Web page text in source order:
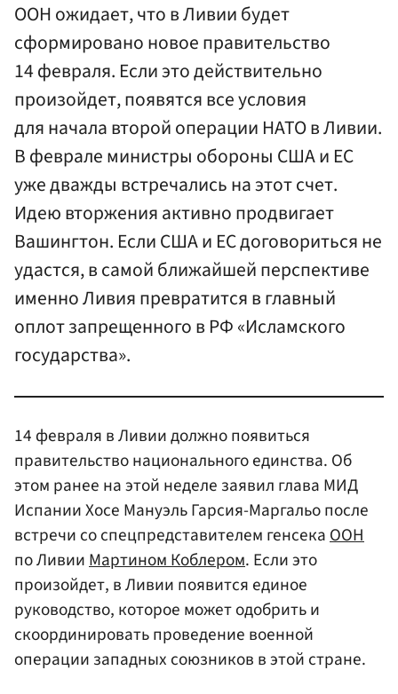
ООН ожидает, что в Ливии будет
сформировано новое правительство
14 февраля. Если это действительно
произойдет, появятся все условия
для начала второй операции НАТО в Ливии.
В феврале министры обороны США и ЕС
уже дважды встречались на этот счет.
Идею вторжения активно продвигает
Вашингтон. Если США и ЕС договориться не
удастся, в самой ближайшей перспективе
именно Ливия превратится в главный
оплот запрещенного в РФ «Исламского
государства».
14 февраля в Ливии должно появиться
правительство национального единства. Об
этом ранее на этой неделе заявил глава МИД
Испании Хосе Мануэль Гарсия-Маргальо после
встречи со спецпредставителем генсекаООН
по ЛивииМартином Коблером. Если это
произойдет, в Ливии появится единое
руководство, которое может одобрить и
скоординировать проведение военной
операции западных союзников в этой стране.